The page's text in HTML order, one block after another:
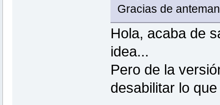
Gracias de
Hola, acaba de
idea...
Pero de la
desabilitar lo